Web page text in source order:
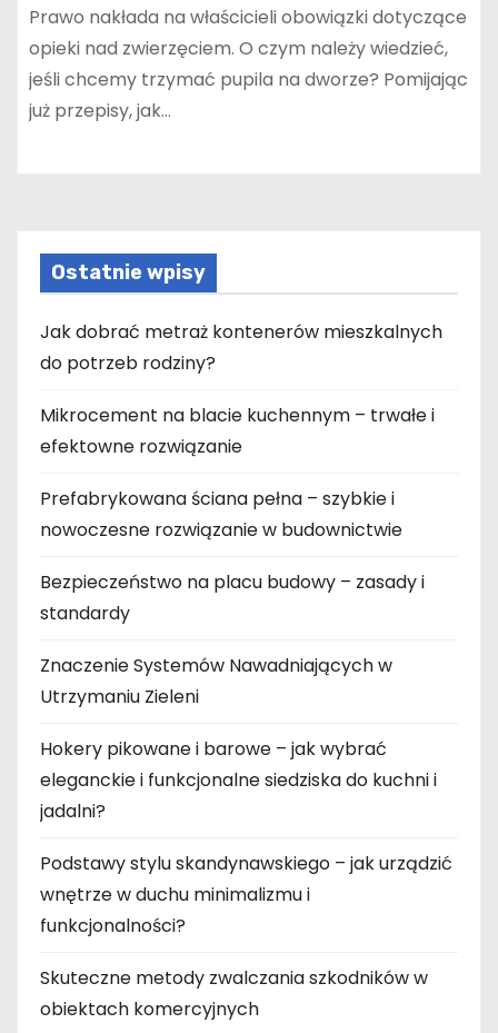
Prawo nakłada na właścicieli obowiązki dotyczące
opieki nad zwierzęciem. O czym należy wiedzieć,
jeśli chcemy trzymać pupila na dworze? Pomijając
już przepisy, jak…
Ostatnie wpisy
Jak dobrać metraż kontenerów mieszkalnych
do potrzeb rodziny?
Mikrocement na blacie kuchennym – trwałe i
efektowne rozwiązanie
Prefabrykowana ściana pełna – szybkie i
nowoczesne rozwiązanie w budownictwie
Bezpieczeństwo na placu budowy – zasady i
standardy
Znaczenie Systemów Nawadniających w
Utrzymaniu Zieleni
Hokery pikowane i barowe – jak wybrać
eleganckie i funkcjonalne siedziska do kuchni i
jadalni?
Podstawy stylu skandynawskiego – jak urządzić
wnętrze w duchu minimalizmu i
funkcjonalności?
Skuteczne metody zwalczania szkodników w
obiektach komercyjnych